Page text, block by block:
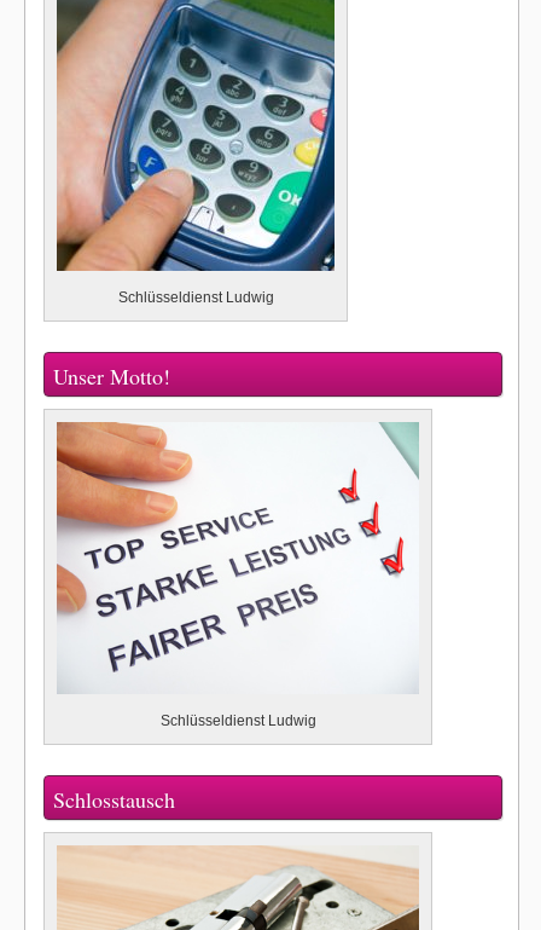
Schlüsseldienst Ludwig
Unser Motto!
Schlüsseldienst Ludwig
Schlosstausch